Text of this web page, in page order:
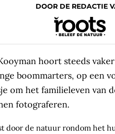
DOOR DE REDACTIE
hoort steeds
boommarters, op een
om het familieleven van
fotograferen.
door de natuur rondom het